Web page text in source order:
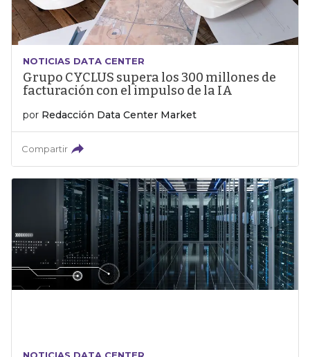
NOTICIAS DATA CENTER
Grupo CYCLUS supera los 300 millones de
facturación con el impulso de la IA
por Redacción Data Center Market
Compartir